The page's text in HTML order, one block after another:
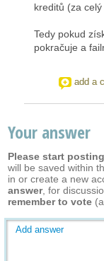
kreditů (za
Tedy pokud
pokračuje a
add a
Your answer
Please start
will be saved within
in or create a new
answer, for
remember to vote
Add answer